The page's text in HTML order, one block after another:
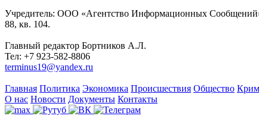
Учредитель: ООО «Агентство Информационных
88, кв. 104.
Главный редактор Бортников А.Л.
Тел: +7 923-582-8806
terminus19@yandex.ru
Главная Политика Экономика Происшествия Общество
О нас Новости Документы Контакты